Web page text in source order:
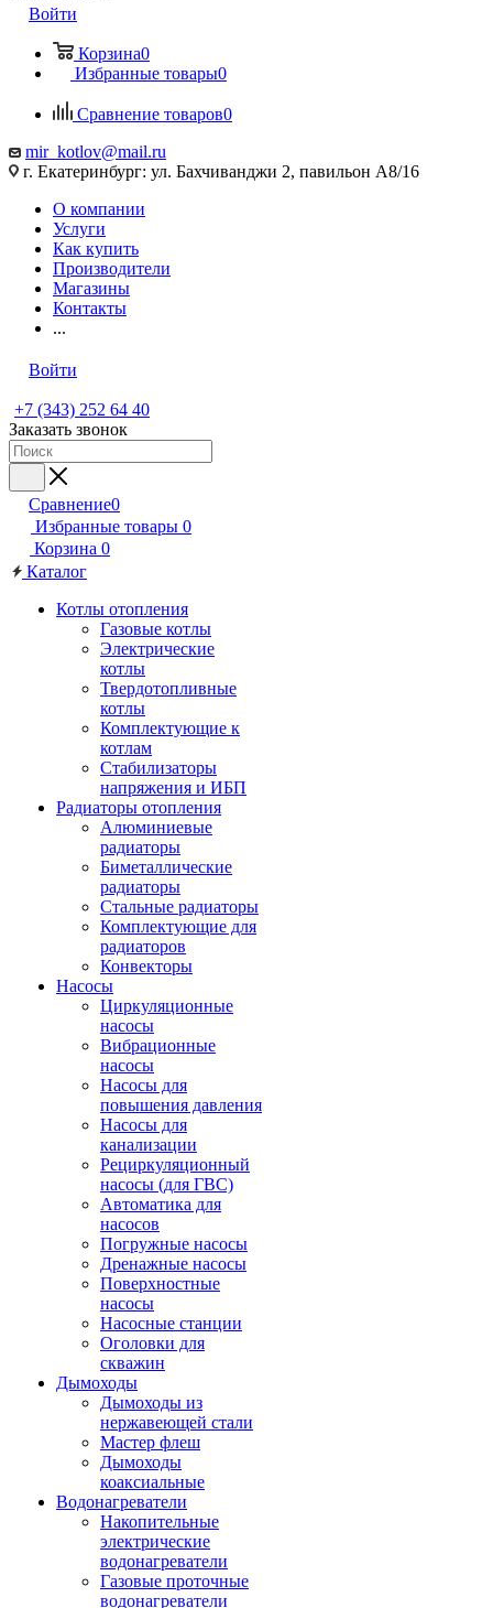
Войти
Корзина0
Избранные товары0
Сравнение товаров0
mir_kotlov@mail.ru
г. Екатеринбург: ул. Бахчиванджи 2, павильон А8/16
О компании
Услуги
Как купить
Производители
Магазины
Контакты
...
Войти
+7 (343) 252 64 40
Заказать звонок
Сравнение0
Избранные товары 0
Корзина 0
Каталог
Котлы отопления
Газовые котлы
Электрические
котлы
Твердотопливные
котлы
Комплектующие к
котлам
Стабилизаторы
напряжения и ИБП
Радиаторы отопления
Алюминиевые
радиаторы
Биметаллические
радиаторы
Стальные радиаторы
Комплектующие для
радиаторов
Конвекторы
Насосы
Циркуляционные
насосы
Вибрационные
насосы
Насосы для
повышения давления
Насосы для
канализации
Рециркуляционный
насосы (для ГВС)
Автоматика для
насосов
Погружные насосы
Дренажные насосы
Поверхностные
насосы
Насосные станции
Оголовки для
скважин
Дымоходы
Дымоходы из
нержавеющей стали
Мастер флеш
Дымоходы
коаксиальные
Водонагреватели
Накопительные
электрические
водонагреватели
Газовые проточные
водонагреватели